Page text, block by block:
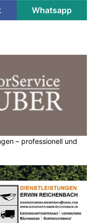
Whatsapp
– professionell und